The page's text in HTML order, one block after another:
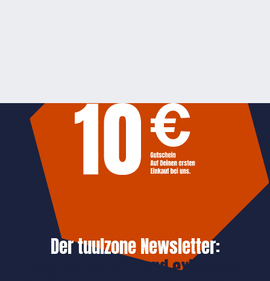
Der tuulzone Newsletter:
Jetzt anmelden und exklusive